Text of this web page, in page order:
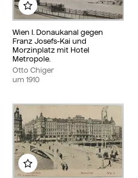
Wien I. Donaukanal gegen
Franz Josefs-Kai und
Morzinplatz mit Hotel
Metropole.
Otto Chiger
um 1910
Zu meinem Album
Zu meinem Album